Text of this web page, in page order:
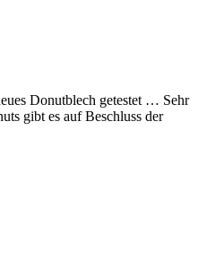
Donutblech getestet … Sehr
gibt es auf Beschluss der